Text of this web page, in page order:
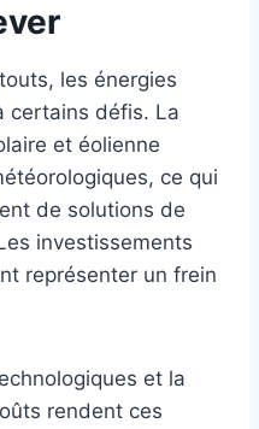
les énergies
certains défis. La
et éolienne
ce qui
de solutions de
investissements
représenter un frein
et la
rendent ces